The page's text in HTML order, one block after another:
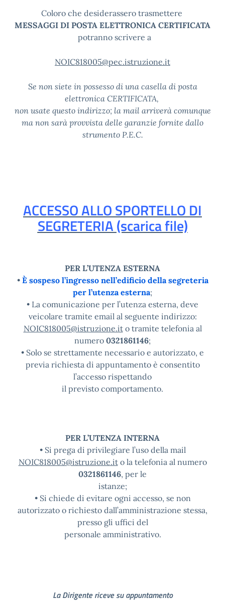
Coloro che desiderassero trasmettere
MESSAGGI DI POSTA ELETTRONICA CERTIFICATA
potranno scrivere a
NOIC818005@pec.istruzione.it
Se non siete in possesso di una casella di posta
elettronica CERTIFICATA,
non usate questo indirizzo; la mail arriverà comunque
ma non sarà provvista delle garanzie fornite dallo
strumento P.E.C.
ACCESSO ALLO SPORTELLO DI
SEGRETERIA (scarica file)
PER L’UTENZA ESTERNA
• È sospeso l’ingresso nell’edificio della segreteria
per l’utenza esterna;
• La comunicazione per l’utenza esterna, deve
veicolare tramite email al seguente indirizzo:
NOIC818005@istruzione.ito tramite telefonia al
numero 0321861146;
• Solo se strettamente necessario e autorizzato, e
previa richiesta di appuntamento è consentito
l’accesso rispettando
il previsto comportamento.
PER L’UTENZA INTERNA
• Si prega di privilegiare l’uso della mail
NOIC818005@istruzione.ito la telefonia al numero
0321861146, per le
istanze;
• Si chiede di evitare ogni accesso, se non
autorizzato o richiesto dall’amministrazione stessa,
presso gli uffici del
personale amministrativo.
La Dirigente riceve su appuntamento